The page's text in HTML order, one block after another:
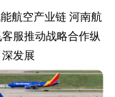
航空产业链 河南航
服推动战略合作纵
深发展
08-08 23:38:29